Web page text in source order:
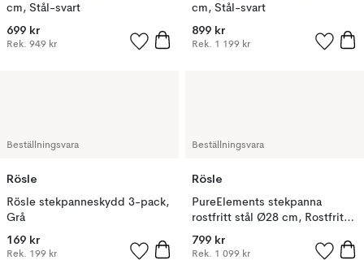
cm, Stål-svart
699 kr
Rek. 949 kr
cm, Stål-svart
899 kr
Rek. 1 199 kr
Beställningsvara
Rösle
Rösle stekpanneskydd 3-pack,
Grå
169 kr
Rek. 199 kr
Beställningsvara
Rösle
PureElements stekpanna
rostfritt stål Ø28 cm, Rostfritt
stål
799 kr
Rek. 1 099 kr